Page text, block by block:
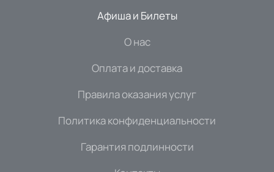
Афиша и Билеты
О нас
Оплата и доставка
Правила оказания услуг
Политика конфиденциальности
Гарантия подлинности